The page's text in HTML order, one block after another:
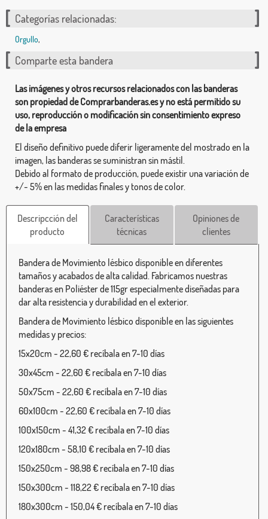
Categorías relacionadas:
Orgullo,
Comparte esta bandera
Las imágenes y otros recursos relacionados con las banderas
son propiedad de Comprarbanderas.es y no está permitido su
uso, reproducción o modificación sin consentimiento expreso
de la empresa
El diseño definitivo puede diferir ligeramente del mostrado en la
imagen, las banderas se suministran sin mástil.
Debido al formato de producción, puede existir una variación de
+/- 5% en las medidas finales y tonos de color.
Descripcción del
producto
Características
técnicas
Opiniones de
clientes
Bandera de Movimiento lésbico disponible en diferentes
tamaños y acabados de alta calidad. Fabricamos nuestras
banderas en Poliéster de 115gr especialmente diseñadas para
dar alta resistencia y durabilidad en el exterior.
Bandera de Movimiento lésbico disponible en las siguientes
medidas y precios:
15x20cm - 22,60 € recíbala en 7-10 días
30x45cm - 22,60 € recíbala en 7-10 días
50x75cm - 22,60 € recíbala en 7-10 días
60x100cm - 22,60 € recíbala en 7-10 días
100x150cm - 41,32 € recíbala en 7-10 días
120x180cm - 58,10 € recíbala en 7-10 días
150x250cm - 98,98 € recíbala en 7-10 días
150x300cm - 118,22 € recíbala en 7-10 días
180x300cm - 150,04 € recíbala en 7-10 días